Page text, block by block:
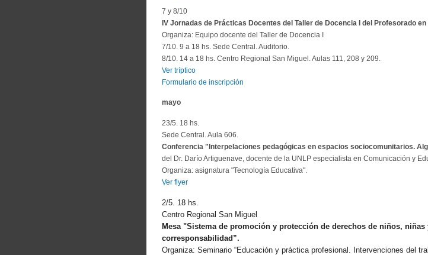
7 y 8/10
IV Jornadas de Prácticas Docentes del Taller de Docencia I del Profesorado
Organiza: Equipo docente del Taller de Docencia I
7/10. 9 a 18 hs. Sede Central. Auditorio.
8/10. 14 a 18 hs. Centro Regional San Miguel. Aulas 111, 208 y 209.
Ver tríptico
Formulario de inscripción
mayo
23/5. 18 hs.
Sede Central. Aula 606.
Conferencia "Interpelaciones pedagógicas en espacios sociocomunitarios.
del Dr. Darío Artiguenave, docente de la UNLP especialista en Comunicación y
Organiza: asignatura "Tecnología Educativa".
Ver flyer
2/5. 18 hs.
Centro Regional San Miguel
Mesa "Sistema de promoción y protección de derechos de niños,
corresponsabilidad”.
Organiza: Seminario “Educación y práctica profesional. Intervenciones del